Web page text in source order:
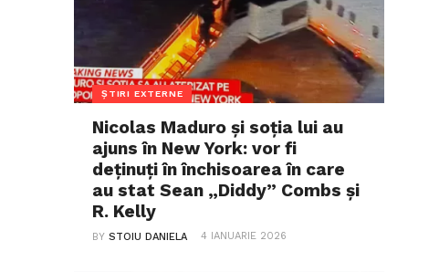
ȘTIRI EXTERNE
Nicolas Maduro și soția lui au
ajuns în New York: vor fi
deținuți în închisoarea în care
au stat Sean „Diddy” Combs și
R. Kelly
BYSTOIU DANIELA 4 IANUARIE 2026